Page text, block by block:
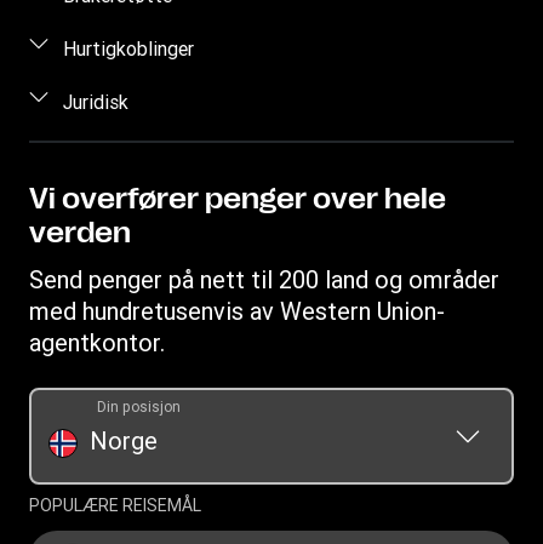
Spor overføring
Finn et kontor
Kundestøtte
Hurtigkoblinger
Logg på
Registrer deg
Juridisk
Personvernerklæring
Vilkår og Betingelser
Vilkår og betingelser for WUPSIL
Vi overfører penger over hele
verden
Send penger på nett til 200 land og områder
med hundretusenvis av Western Union-
agentkontor.
Norge
Din posisjon
POPULÆRE REISEMÅL